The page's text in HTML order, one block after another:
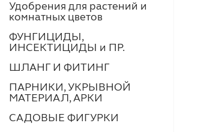
Удобрения для растений и
комнатных цветов
ФУНГИЦИДЫ,
ИНСЕКТИЦИДЫ и ПР.
ШЛАНГ И ФИТИНГ
ПАРНИКИ, УКРЫВНОЙ
МАТЕРИАЛ, АРКИ
САДОВЫЕ ФИГУРКИ